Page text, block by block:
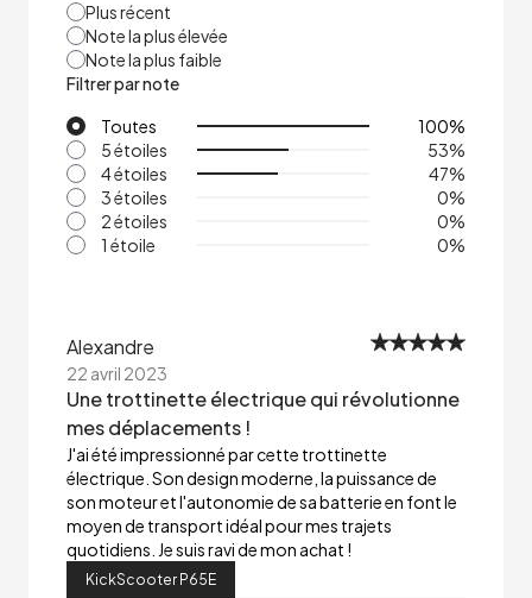
Plus récent
Note la plus élevée
Note la plus faible
Filtrer par note
Toutes
100%
5 étoiles
53%
4 étoiles
47%
3 étoiles
0%
2 étoiles
0%
1 étoile
0%
Alexandre
22 avril 2023
Une trottinette électrique qui révolutionne
mes déplacements !
J'ai été impressionné par cette trottinette
électrique. Son design moderne, la puissance de
son moteur et l'autonomie de sa batterie en font le
moyen de transport idéal pour mes trajets
quotidiens. Je suis ravi de mon achat !
KickScooter P65E